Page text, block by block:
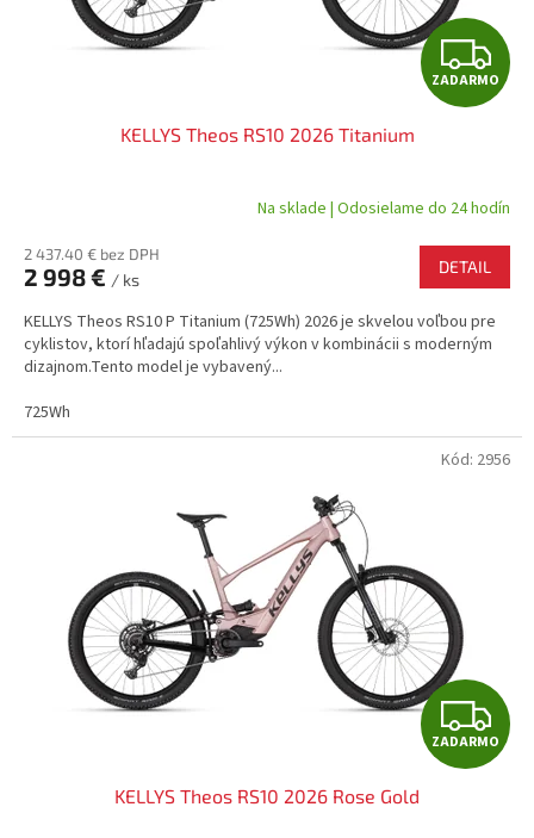
Z
A
A
R
M
O
ZADARMO
KELLYS Theos RS10 2026 Titanium
Na sklade | Odosielame do 24 hodín
2 437.40 € bez DPH
2 998 € / ks
DETAIL
KELLYS Theos RS10 P Titanium (725Wh) 2026 je skvelou voľbou pre
cyklistov, ktorí hľadajú spoľahlivý výkon v kombinácii s moderným
dizajnom.Tento model je vybavený...
725Wh
Z
A
ZADARMO
KELLYS Theos RS10 2026 Rose Gold
Kód: 2956